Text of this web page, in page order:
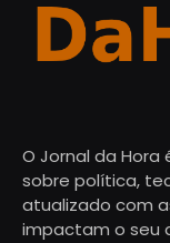
O Jornal da
sobre política,
atualizado com
impactam o seu